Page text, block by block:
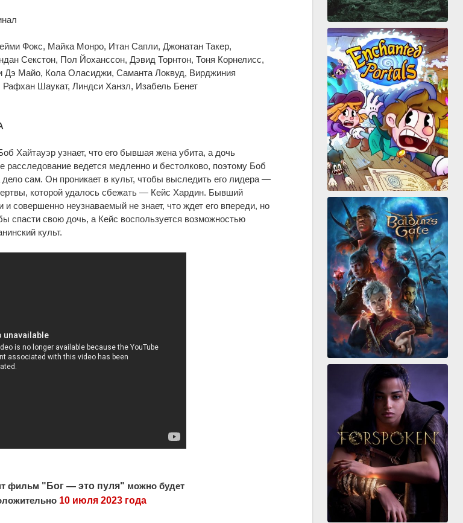
Фокс, Майка Монро, Итан Сапли, Джонатан Такер,
Секстон, Пол Йоханссон, Дэвид Торнтон, Тоня Корнелисс,
Дэ Майо, Кола Оласиджи, Саманта Локвуд, Вирджиния
Шаукат, Линдси Ханзл, Изабель Бенет
Хайтауэр узнает, что его бывшая жена убита, а дочь
ведется медленно и бестолково, поэтому Боб
дело сам. Он проникает в культ, чтобы выследить его лидера —
которой удалось сбежать — Кейс Хардин. Бывший
совершенно неузнаваемый не знает, что ждет его впереди, но
спасти свою дочь, а Кейс воспользуется возможностью
культ.
фильм "Бог — это пуля" можно будет
10 июля 2023 года